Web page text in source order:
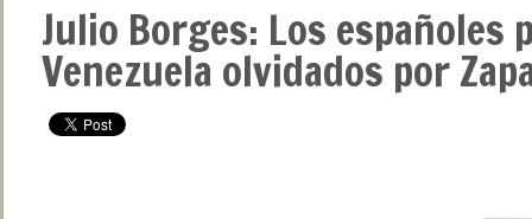
Julio Borges: Los españoles
Venezuela olvidados por